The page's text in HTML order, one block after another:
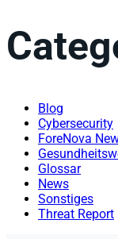
Blog
Cybersecurity
ForeNova
Glossar
News
Sonstiges
Threat Report